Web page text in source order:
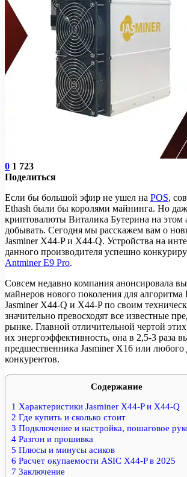
0 1 723
Поделиться
Если бы большой эфир не ушел на POS,
Ethash были бы королями майнинга. Но
криптовалюты Виталика Бутерина на этом
добывать. Сегодня мы расскажем вам о
Jasminer X44-P и X44-Q. Устройства на
данного производителя успешно
Antminer E9 Pro.
Совсем недавно компания анонсировала
майнеров нового поколения для
Jasminer X44-Q и X44-P по своим
значительно превосходят все известные
рынке. Главной отличительной чертой
их энергоэффективность, она в 2,5-3 раза
предшественника Jasminer X16 или любого
конкурентов.
Содержание
1 Характеристики Jasminer X44-P и X44-Q
2 Где купить и сколько стоит
3 Подключение и настройка, пошаговое
4 Разгон и прошивка
5 Плюсы и минусы асиков
6 Расчет окупаемости ASIC X44-P в 2025
7 Заключение